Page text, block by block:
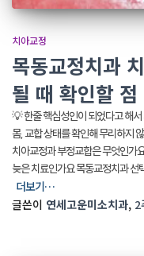
치아교정
목동교정치과
될 때 확인할 점
💡 한줄 핵심성인이 되었다고 해
몸, 교합 상태를 확인해 무리하지
치아교정과 부정교합은 무엇인가
늦은 치료인가요 목동교정치과 선
더보기…
글쓴이 연세고운미소치과, 2